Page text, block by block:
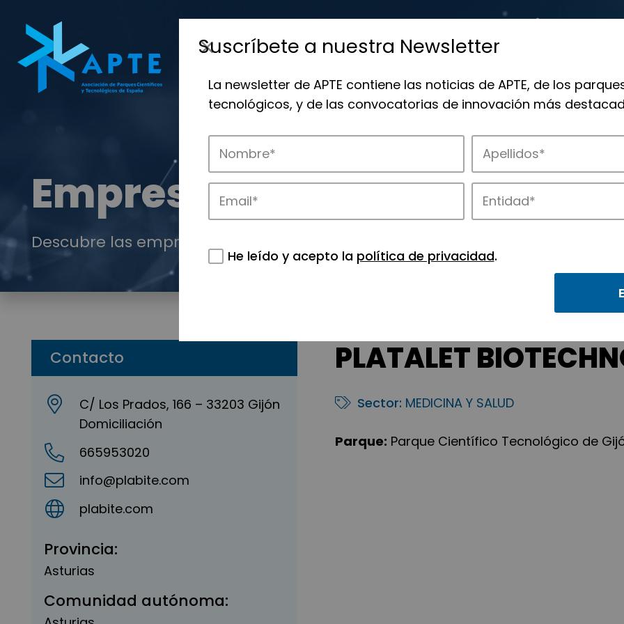
Empresas
Descubre las empresas que impulsan la innovación en los parques de APTE.
Contacto
C/ Los Prados, 166 – 33203 Gijón
Domiciliación
665953020
info@plabite.com
plabite.com
Provincia:
Asturias
Comunidad autónoma:
PLATALET
Sector: MEDICINA Y SALUD
Parque: Parque Científico Tecnológico de
Suscríbete a nuestra Newsletter
La newsletter de APTE contiene las noticias de APTE, de los
tecnológicos, y de las convocatorias de innovación más
He leído y acepto la política de privacidad.